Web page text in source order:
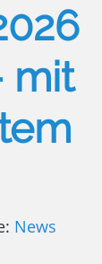
mit
News